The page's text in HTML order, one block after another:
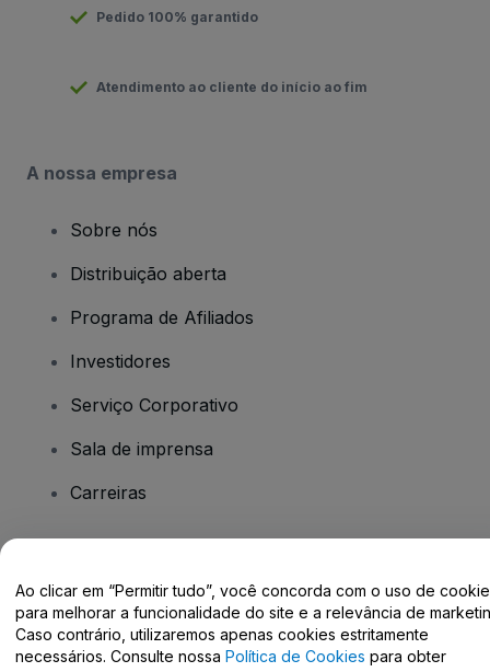
Pedido 100% garantido
Atendimento ao cliente do início ao fim
A nossa empresa
Sobre nós
Distribuição aberta
Programa de Afiliados
Investidores
Serviço Corporativo
Sala de imprensa
Carreiras
Centro de Ajuda / Fale Conosco
Ao clicar em “Permitir tudo”, você concorda com o uso de
para melhorar a funcionalidade do site e a relevância de
Caso contrário, utilizaremos apenas cookies estritamente
necessários. Consulte nossa Política de Cookies para obter